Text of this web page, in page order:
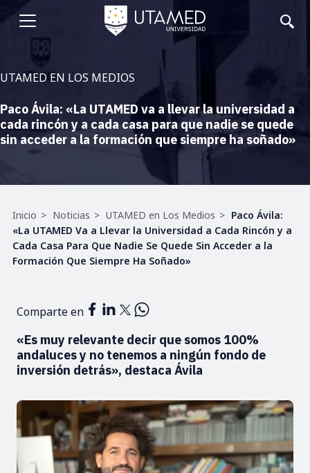
Pasar
contenido
principal
Abrir
menu
UTAMED EN LOS MEDIOS
Paco Ávila: «La UTAMED va a llevar la universidad a
cada rincón y a cada casa para que nadie se quede
sin acceder a la formación que siempre ha soñado»
Ruta
de
navegación
Inicio Noticias UTAMED en Los Medios
Paco Ávila:
«La UTAMED Va a Llevar la Universidad a Cada Rincón y a
Cada Casa Para Que Nadie Se Quede Sin Acceder a la
Formación Que Siempre Ha Soñado»
Comparte en
«Es muy relevante decir que somos 100%
andaluces y no tenemos a ningún fondo de
inversión detrás», destaca Ávila